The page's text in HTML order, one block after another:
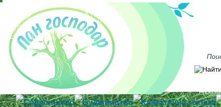
Садівництво Будівництво Кліматична техніка